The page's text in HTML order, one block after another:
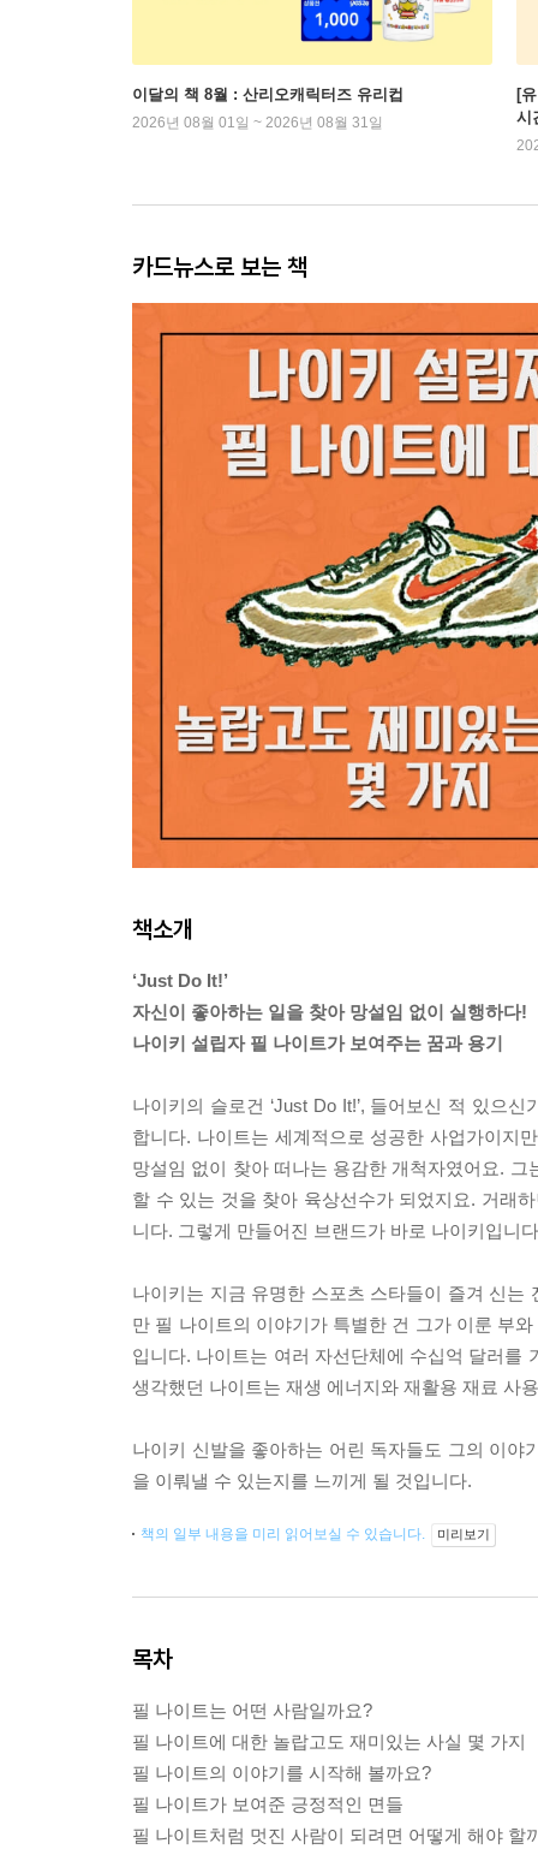
이달의 책 8월 : 산리오캐릭터즈 유리컵
2026년 08월 01일 ~ 2026년 08월 31일
[
시
카드뉴스로 보는 책
책소개
‘Just Do It!’
자신이 좋아하는 일을 찾아 망설임 없이 실행하다!
나이키 설립자 필 나이트가 보여주는 꿈과 용기
나이키의 슬로건 ‘Just Do It!’, 들어보신 적 있으
합니다. 나이트는 세계적으로 성공한 사업가이지
망설임 없이 찾아 떠나는 용감한 개척자였어요.
할 수 있는 것을 찾아 육상선수가 되었지요. 거래
니다. 그렇게 만들어진 브랜드가 바로 나이키입니
나이키는 지금 유명한 스포츠 스타들이 즐겨 신
만 필 나이트의 이야기가 특별한 건 그가 이룬 부
입니다. 나이트는 여러 자선단체에 수십억 달러를
생각했던 나이트는 재생 에너지와 재활용 재료 사
나이키 신발을 좋아하는 어린 독자들도 그의 이
을 이뤄낼 수 있는지를 느끼게 될 것입니다.
책의 일부 내용을 미리 읽어보실 수 있습니다. 미리보기
목차
필 나이트는 어떤 사람일까요?
필 나이트에 대한 놀랍고도 재미있는 사실 몇 가지
필 나이트의 이야기를 시작해 볼까요?
필 나이트가 보여준 긍정적인 면들
필 나이트처럼 멋진 사람이 되려면 어떻게 해야 할